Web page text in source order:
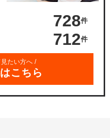
728件
712件
たい方へ /
こちら